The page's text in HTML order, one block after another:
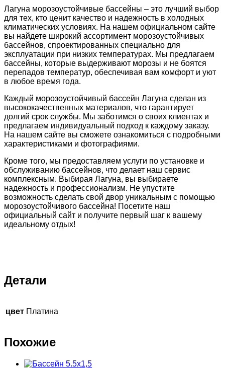
Лагуна морозоустойчивые бассейны – это лучший выбор
для тех, кто ценит качество и надежность в холодных
климатических условиях. На нашем официальном сайте
вы найдете широкий ассортимент морозоустойчивых
бассейнов, спроектированных специально для
эксплуатации при низких температурах. Мы предлагаем
бассейны, которые выдерживают морозы и не боятся
перепадов температур, обеспечивая вам комфорт и уют
в любое время года.
Каждый морозоустойчивый бассейн Лагуна сделан из
высококачественных материалов, что гарантирует
долгий срок службы. Мы заботимся о своих клиентах и
предлагаем индивидуальный подход к каждому заказу.
На нашем сайте вы сможете ознакомиться с подробными
характеристиками и фотографиями.
Кроме того, мы предоставляем услуги по установке и
обслуживанию бассейнов, что делает наш сервис
комплексным. Выбирая Лагуна, вы выбираете
надежность и профессионализм. Не упустите
возможность сделать свой двор уникальным с помощью
морозоустойчивого бассейна! Посетите наш
официальный сайт и получите первый шаг к вашему
идеальному отдых!
Детали
цвет Платина
Похожие